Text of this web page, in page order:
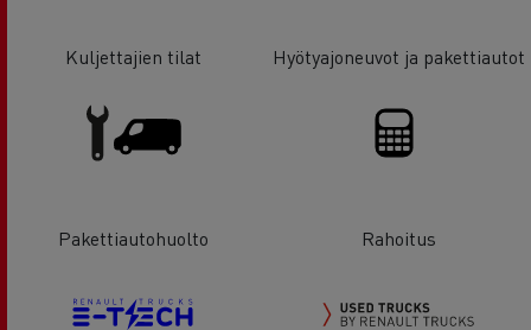
Kuljettajien tilat Hyötyajoneuvot ja pakettiautot
Pakettiautohuolto Rahoitus